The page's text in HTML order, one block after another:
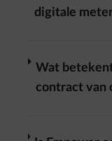
digitale
Wat
contract van